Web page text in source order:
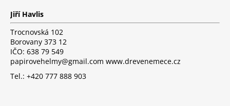
Jiří Havlis
Trocnovská 102
Borovany 373 12
IČO: 638 79 549
papirovehelmy@gmail.com www.drevenemece.cz
Tel.: +420 777 888 903